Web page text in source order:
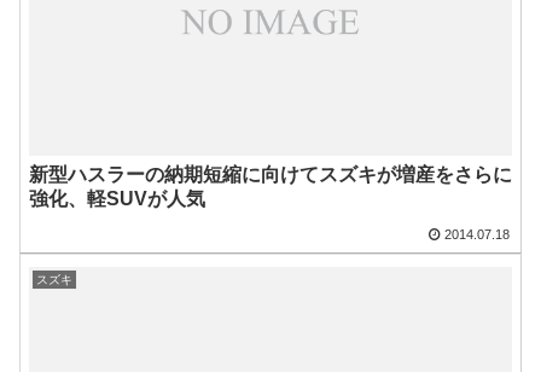
新型ハスラーの納期短縮に向けてスズキが増産をさらに
強化、軽SUVが人気
2014.07.18
スズキ